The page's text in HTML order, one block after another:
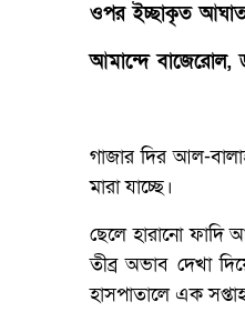
ওপর ইচ্ছাকৃত আঘাত,
আমান্দে বাজেরোল,
গাজার দির আল-
মারা যাচ্ছে।
ছেলে হারানো ফাদি
তীব্র অভাব দেখা
হাসপাতালে এক